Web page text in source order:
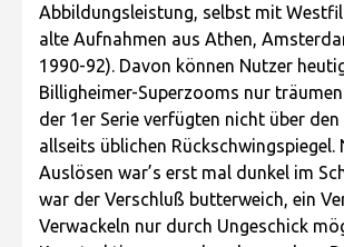
Abbildungsleistung, selbst mit
alte Aufnahmen aus Athen,
1990-92). Davon können Nutzer
Billigheimer-Superzooms nur träumen.
der 1er Serie verfügten nicht über den
allseits üblichen Rückschwingspiegel.
Auslösen war’s erst mal dunkel im
war der Verschluß butterweich, ein
Verwackeln nur durch Ungeschick